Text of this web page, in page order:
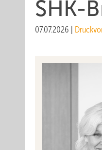
SHK-
07.07.2026